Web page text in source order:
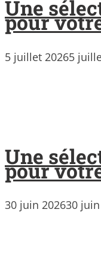
Une
pour
5 juillet 20265
Une
pour
30 juin 202630